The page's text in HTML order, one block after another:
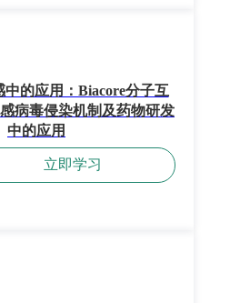
中的应用：Biacore分子互
病毒侵染机制及药物研发
中的应用
立即学习